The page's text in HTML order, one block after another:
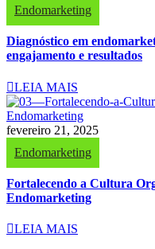
Endomarketing
Diagnóstico em
engajamento e resultados
LEIA MAIS
fevereiro 21, 2025
Endomarketing
Fortalecendo a Cultura
Endomarketing
LEIA MAIS